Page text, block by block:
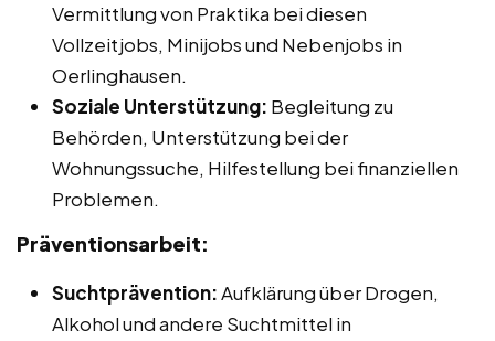
Vermittlung von Praktika bei diesen
Vollzeitjobs, Minijobs und Nebenjobs in
Oerlinghausen.
Soziale Unterstützung: Begleitung zu
Behörden, Unterstützung bei der
Wohnungssuche, Hilfestellung bei finanziellen
Problemen.
Präventionsarbeit:
Suchtprävention:Aufklärung über Drogen,
Alkohol und andere Suchtmittel in